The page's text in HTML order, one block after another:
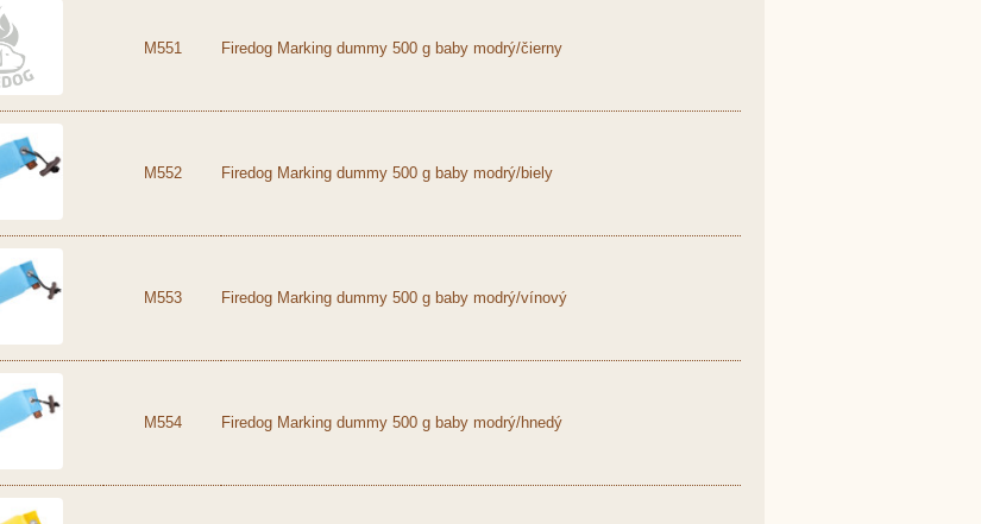
M551 Firedog Marking dummy 500 g baby modrý/čierny
M552 Firedog Marking dummy 500 g baby modrý/biely
M553 Firedog Marking dummy 500 g baby modrý/vínový
M554 Firedog Marking dummy 500 g baby modrý/hnedý